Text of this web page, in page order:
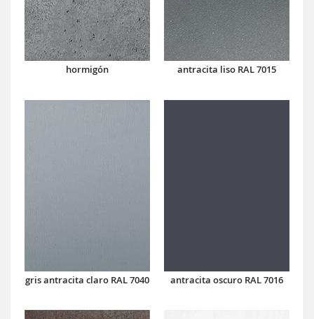
hormigón antracita liso RAL 7015
gris antracita claro RAL 7040 antracita oscuro RAL 7016